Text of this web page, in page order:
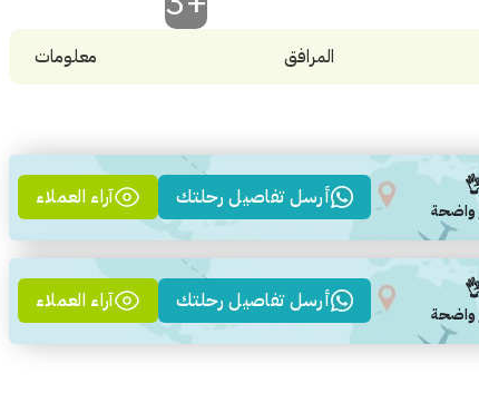
المرافق معلومات
أرسل تفاصيل رحلتك آراء العملاء
أرسل تفاصيل رحلتك آراء العملاء